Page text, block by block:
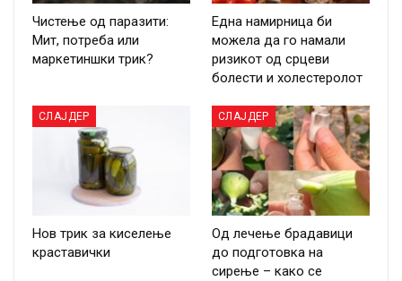
Чистење од паразити:
Мит, потреба или
маркетиншки трик?
Една намирница би
можела да го намали
ризикот од срцеви
болести и холестеролот
СЛАЈДЕР
Нов трик за киселење
краставички
СЛАЈДЕР
Од лечење брадавици
до подготовка на
сирење – како се